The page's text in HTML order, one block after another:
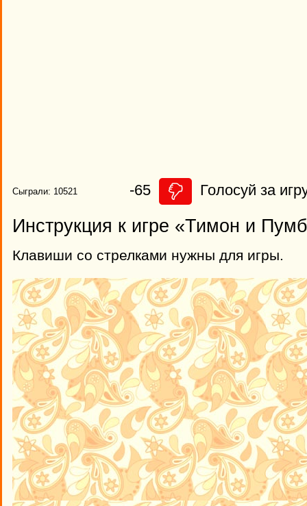
Сыграли: 10521 -65 Голосуй за
Инструкция к игре «Тимон и
Клавиши со стрелками нужны для игры.